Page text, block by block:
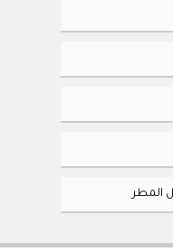
المطر